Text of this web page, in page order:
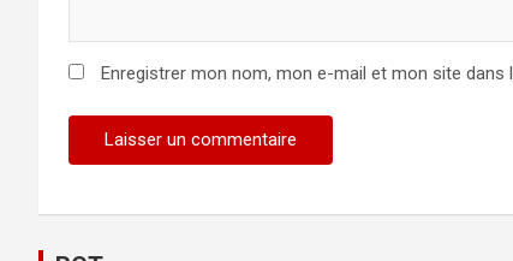
Enregistrer mon nom, mon e-mail et mon site